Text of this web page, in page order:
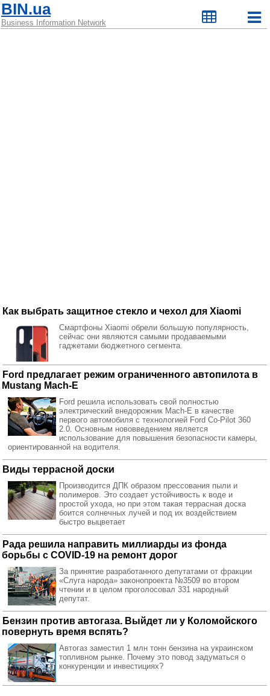
BIN.ua
Business Information Network
Как выбрать защитное стекло и чехол для Xiaomi
Смартфоны Xiaomi обрели большую популярность,
сейчас они являются самыми продаваемыми
гаджетами бюджетного сегмента.
Ford предлагает режим ограниченного автопилота в
Mustang Mach-E
Ford решила использовать свой полностью
электрический внедорожник Mach-E в качестве
первого автомобиля с технологией Ford Co-Pilot 360
2.0. Основным нововведением является
использование для повышения безопасности камеры,
ориентированной на водителя.
Виды террасной доски
Производится ДПК образом прессования пыли и
полимеров. Это создает устойчивость к воде и
простой ухода, но при этом такая террасная доска
боится солнечных лучей и под их воздействием
быстро выцветает
Рада решила направить миллиарды из фонда
борьбы с COVID-19 на ремонт дорог
За принятие разработанного депутатами от фракции
«Слуга народа» законопроекта №3509 во втором
чтении и в целом проголосовал 331 народный
депутат.
Бензин против автогаза. Выйдет ли у Коломойского
повернуть время вспять?
Автогаз заместил 1 млн тонн бензина на украинском
топливном рынке. Почему это повод задуматься о
конкуренции и инвестициях?